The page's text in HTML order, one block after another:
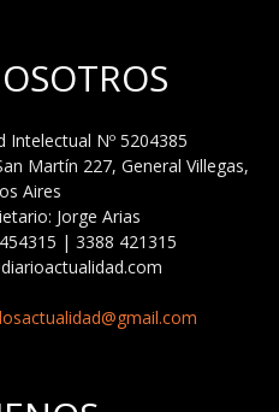
Intelectual Nº 5204385
Martín 227, General Villegas,
Aires
Jorge Arias
| 3388 421315